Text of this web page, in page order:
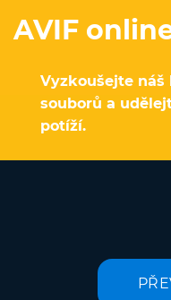
AVIF
Vyzkoušejte
souborů a
potíží.